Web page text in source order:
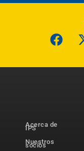
Acerca de
IPS
Nuestros
socios